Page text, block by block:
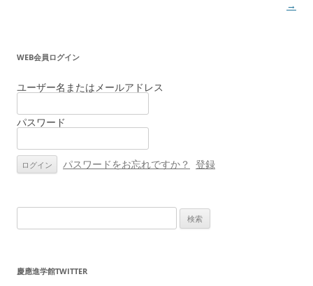
ー
シ
ン
→
WEB会員ログイン
ユーザー名またはメールアドレス
パスワード
パスワードをお忘れですか？ 登録
索:
慶應進学館TWITTER